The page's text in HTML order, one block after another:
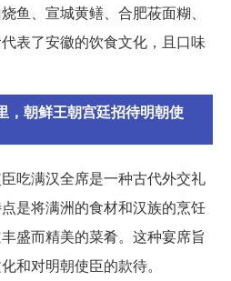
鱼、宣城黄鳝、合肥莜面糊、
表了安徽的饮食文化，且口味
，朝鲜王朝宫廷招待明朝使
吃满汉全席是一种古代外交礼
是将满洲的食材和汉族的烹饪
盛而精美的菜肴。这种宴席旨
和对明朝使臣的款待。